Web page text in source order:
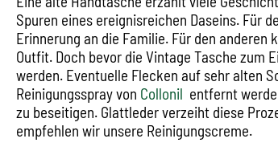
Spuren eines ereignisreichen Daseins. Für
Erinnerung an die Familie. Für den
Outfit. Doch bevor die Vintage Tasche
werden. Eventuelle Flecken auf sehr alten
Reinigungsspray von Collonil entfernt
zu beseitigen. Glattleder verzeiht diese
empfehlen wir unsere Reinigungscreme.